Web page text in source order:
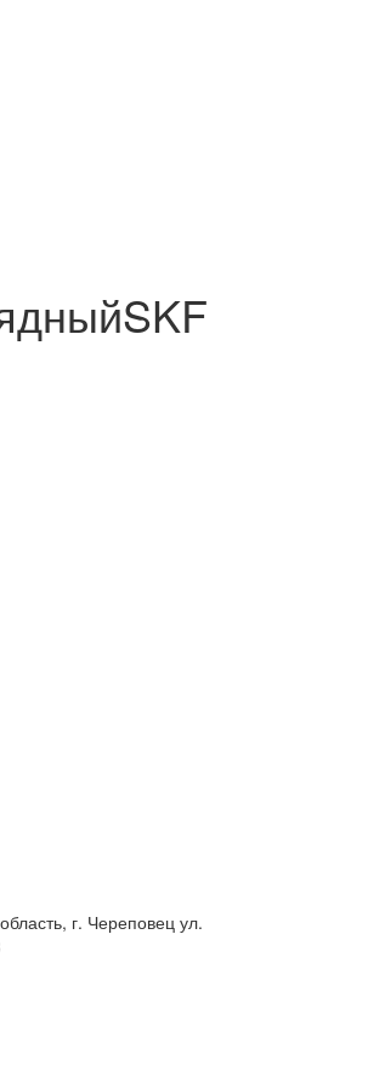
г. Череповец ул.